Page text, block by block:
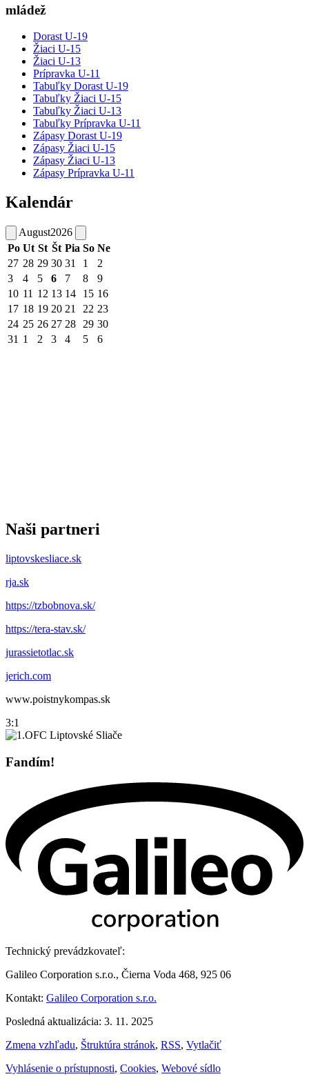
mládež
Dorast U-19
Žiaci U-15
Žiaci U-13
Prípravka U-11
Tabuľky Dorast U-19
Tabuľky Žiaci U-15
Tabuľky Žiaci U-13
Tabuľky Prípravka U-11
Zápasy Dorast U-19
Zápasy Žiaci U-15
Zápasy Žiaci U-13
Zápasy Prípravka U-11
Kalendár
August2026
Po Ut St Št Pia So Ne
27 28 29 30 31 1
2
3
4 5 6 7 8
9
10 11 12 13 14 15 16
17 18 19 20 21 22 23
24 25 26 27 28 29 30
31 1 2 3 4 5 6
Naši partneri
liptovskesliace.sk
rja.sk
https://tzbobnova.sk/
https://tera-stav.sk/
jurassietotlac.sk
jerich.com
www.poistnykompas.sk
3:1
Fandím!
Technický prevádzkovateľ:
Galileo Corporation s.r.o., Čierna Voda 468, 925 06
Kontakt: Galileo Corporation s.r.o.
Posledná aktualizácia: 3. 11. 2025
Zmena vzhľadu, Štruktúra stránok, RSS, Vytlačiť
Vyhlásenie o prístupnosti, Cookies, Webové sídlo